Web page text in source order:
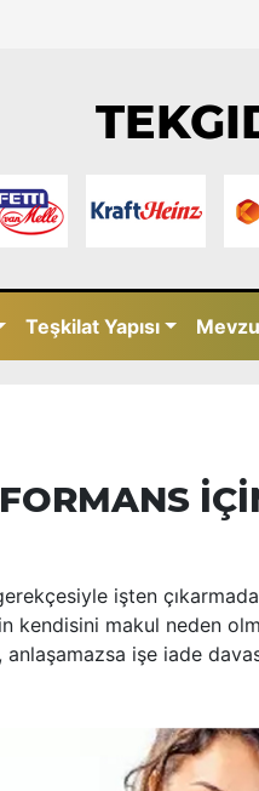
Teşkilat Yapısı
işten
kendisini makul neden
işe iade